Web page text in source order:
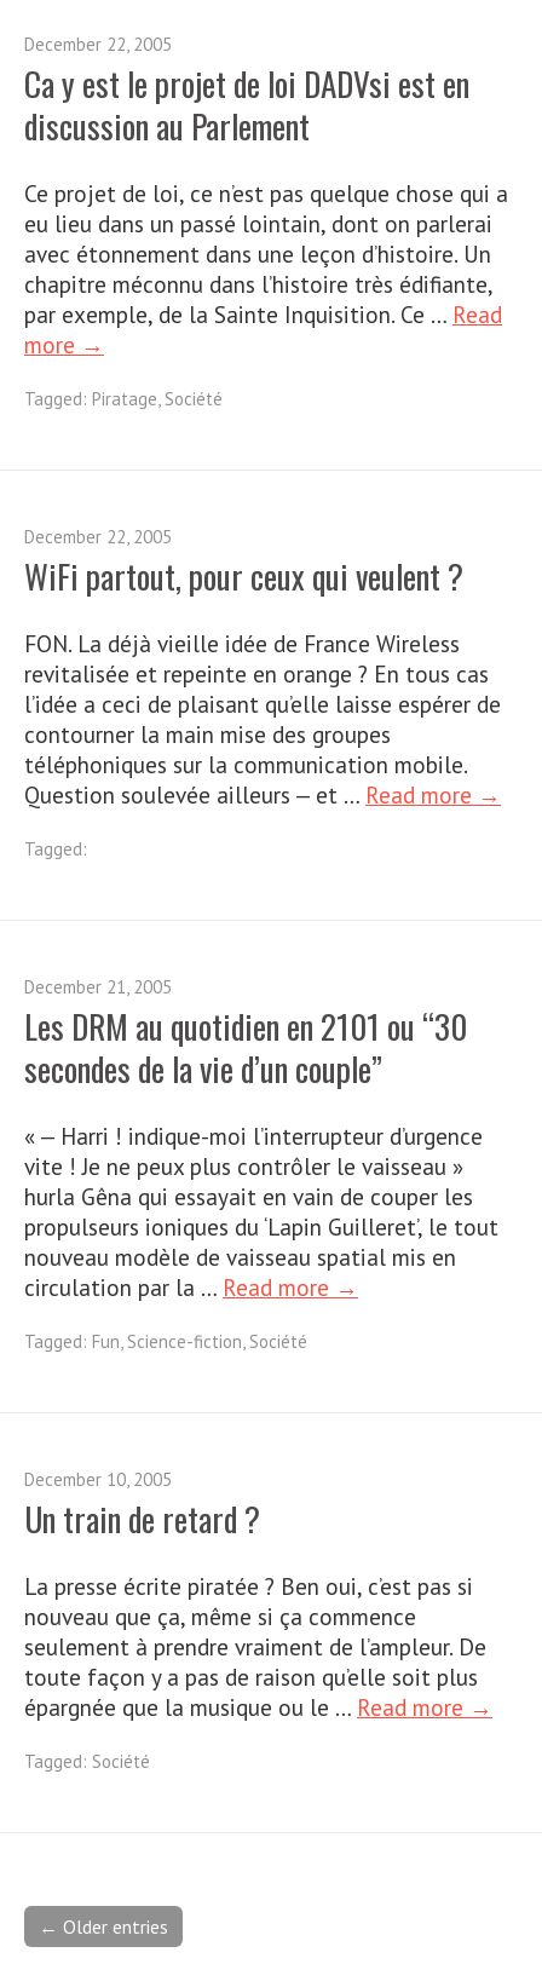
December 22, 2005
Ca y est le projet de loi DADVsi est en
discussion au Parlement
Ce projet de loi, ce n’est pas quelque chose qui a
eu lieu dans un passé lointain, dont on parlerai
avec étonnement dans une leçon d’histoire. Un
chapitre méconnu dans l’histoire très édifiante,
par exemple, de la Sainte Inquisition. Ce … Read
more →
Tagged: Piratage, Société
December 22, 2005
WiFi partout, pour ceux qui veulent ?
FON. La déjà vieille idée de France Wireless
revitalisée et repeinte en orange ? En tous cas
l’idée a ceci de plaisant qu’elle laisse espérer de
contourner la main mise des groupes
téléphoniques sur la communication mobile.
Question soulevée ailleurs — et … Read more →
Tagged:
December 21, 2005
Les DRM au quotidien en 2101 ou “30
secondes de la vie d’un couple”
« — Harri ! indique-moi l’interrupteur d’urgence
vite ! Je ne peux plus contrôler le vaisseau »
hurla Gêna qui essayait en vain de couper les
propulseurs ioniques du ‘Lapin Guilleret’, le tout
nouveau modèle de vaisseau spatial mis en
circulation par la … Read more →
Tagged: Fun, Science-fiction, Société
December 10, 2005
Un train de retard ?
La presse écrite piratée ? Ben oui, c’est pas si
nouveau que ça, même si ça commence
seulement à prendre vraiment de l’ampleur. De
toute façon y a pas de raison qu’elle soit plus
épargnée que la musique ou le … Read more →
Tagged: Société
← Older entries